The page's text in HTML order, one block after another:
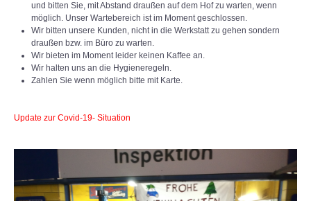
und bitten Sie, mit Abstand draußen auf dem Hof zu warten, wenn
möglich. Unser Wartebereich ist im Moment geschlossen.
Wir bitten unsere Kunden, nicht in die Werkstatt zu gehen sondern
draußen bzw. im Büro zu warten.
Wir bieten im Moment leider keinen Kaffee an.
Wir halten uns an die Hygieneregeln.
Zahlen Sie wenn möglich bitte mit Karte.
Update zur Covid-19- Situation